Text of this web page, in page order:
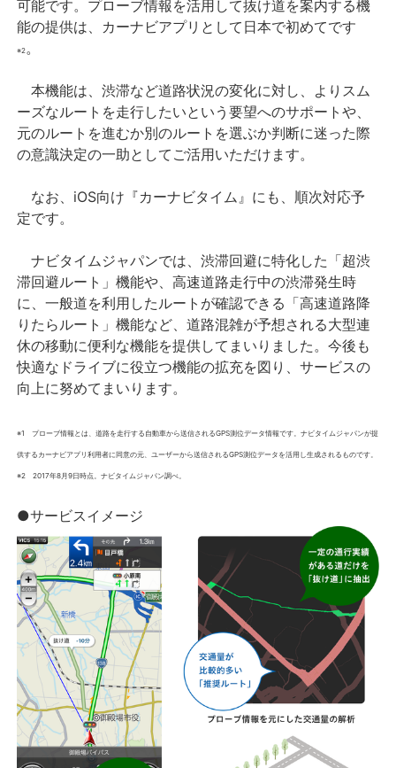
可能です。プローブ情報を活用して抜け道を案内する機
能の提供は、カーナビアプリとして日本で初めてです
※2。
本機能は、渋滞など道路状況の変化に対し、よりスム
ーズなルートを走行したいという要望へのサポートや、
元のルートを進むか別のルートを選ぶか判断に迷った際
の意識決定の一助としてご活用いただけます。
なお、iOS向け『カーナビタイム』にも、順次対応予
定です。
ナビタイムジャパンでは、渋滞回避に特化した「超渋
滞回避ルート」機能や、高速道路走行中の渋滞発生時
に、一般道を利用したルートが確認できる「高速道路降
りたらルート」機能など、道路混雑が予想される大型連
休の移動に便利な機能を提供してまいりました。今後も
快適なドライブに役立つ機能の拡充を図り、サービスの
向上に努めてまいります。
※1 プローブ情報とは、道路を走行する自動車から送信されるGPS測位データ情報です。ナビタイムジャパンが提
供するカーナビアプリ利用者に同意の元、ユーザーから送信されるGPS測位データを活用し生成されるものです。
※2 2017年8月9日時点。ナビタイムジャパン調べ。
●サービスイメージ